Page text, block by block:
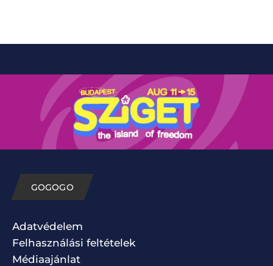
GOGOGO
Adatvédelem
Felhasználási feltételek
Médiaajánlat